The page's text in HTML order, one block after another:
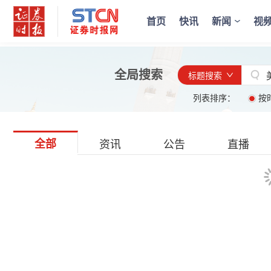
首页 快讯 新闻 视
全局搜索
标题搜索
列表排序：
按
全部 资讯 公告 直播